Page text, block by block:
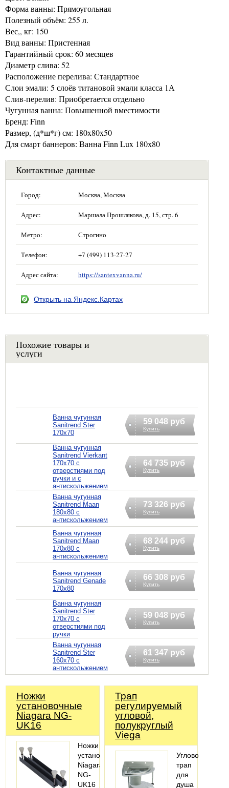
Форма ванны: Прямоугольная
Полезный объём: 255 л.
Вес,, кг: 150
Вид ванны: Пристенная
Гарантийный срок: 60 месяцев
Диаметр слива: 52
Расположение перелива: Стандартное
Слои эмали: 5 слоёв титановой эмали класса 1А
Слив-перелив: Приобретается отдельно
Чугунная ванна: Повышенной вместимости
Бренд: Finn
Размер, (д*ш*г) см: 180x80x50
Для смарт баннеров: Ванна Finn Lux 180х80
Контактные данные
Город: Москва, Москва
Адрес: Маршала Прошлякова, д. 15, стр. 6
Метро: Строгино
Телефон: +7 (499) 113-27-27
Адрес сайта: https://santexvanna.ru/
Открыть на Яндекс.Картах
Похожие товары и
услуги
Ванна чугунная
Sanitrend Ster
170х70
59 048 руб
Купить
Ванна чугунная
Sanitrend Vierkant
170х70 с
отверстиями под
ручки и с
антискольжением
64 735 руб
Купить
Ванна чугунная
Sanitrend Maan
180х80 с
антискольжением
73 326 руб
Купить
Ванна чугунная
Sanitrend Maan
170х80 с
антискольжением
68 244 руб
Купить
Ванна чугунная
Sanitrend Genade
170х80
66 308 руб
Купить
Ванна чугунная
Sanitrend Ster
170х70 с
отверстиями под
ручки
59 048 руб
Купить
Ванна чугунная
Sanitrend Ster
160х70 с
антискольжением
61 347 руб
Купить
Ножки
установочные
Niagara NG-
UK16
Ножки
установочные
Niagara
NG-
UK16
Трап
регулируемый
угловой,
полукруглый
Viega
Угловой
трап
для
душа